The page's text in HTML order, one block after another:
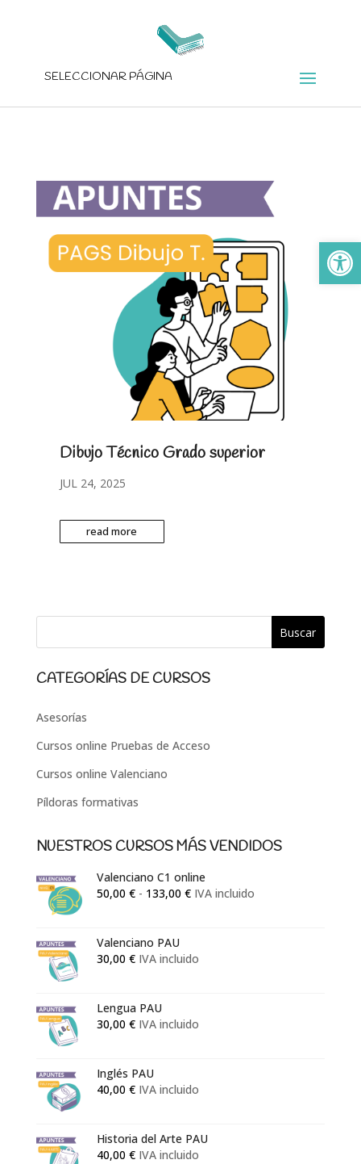
SELECCIONAR PÁGINA
Dibujo Técnico Grado superior
JUL 24, 2025
read more
CATEGORÍAS DE CURSOS
Asesorías
Cursos online Pruebas de Acceso
Cursos online Valenciano
Píldoras formativas
NUESTROS CURSOS MÁS VENDIDOS
Valenciano C1 online
50,00 € - 133,00 €Rango
50,00 €
IVA incluido
Valenciano PAU
30,00 € IVA incluido
Lengua PAU
30,00 € IVA incluido
Inglés PAU
40,00 € IVA incluido
Historia del Arte PAU
40,00 € IVA incluido